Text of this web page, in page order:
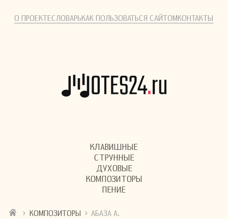
О ПРОЕКТЕСЛОВАРЬКАК ПОЛЬЗОВАТЬСЯ САЙТОМКОНТАКТЫ
КЛАВИШНЫЕ
СТРУННЫЕ
ДУХОВЫЕ
КОМПОЗИТОРЫ
ПЕНИЕ
› КОМПОЗИТОРЫ › АБАЗА А.